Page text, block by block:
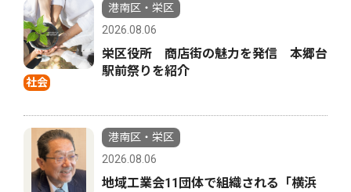
社会
港南区・栄区
2026.08.06
栄区役所 商店街の魅力を発信 本郷台
駅前祭りを紹介
港南区・栄区
2026.08.06
地域工業会11団体で組織される「横浜